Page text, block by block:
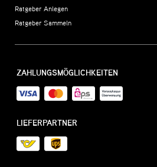
Ratgeber Anlegen
Ratgeber Sammeln
ZAHLUNGSMÖGLICHKEITEN
LIEFERPARTNER